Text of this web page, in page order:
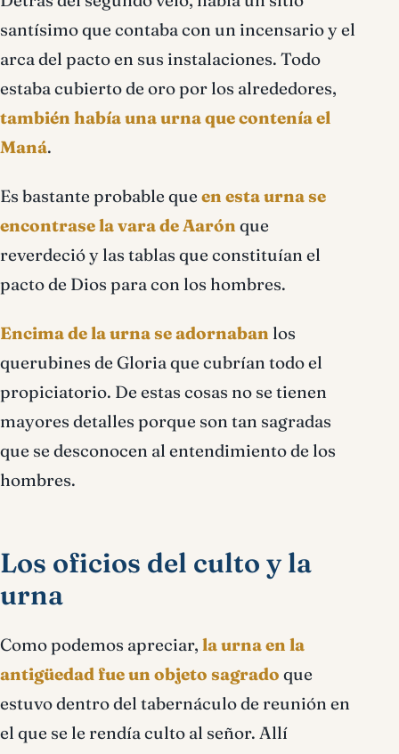
santísimo que contaba con un incensario y el
arca del pacto en sus instalaciones. Todo
estaba cubierto de oro por los alrededores,
también había una urna que contenía el
Maná.
Es bastante probable que en esta urna se
encontrase la vara de Aarón que
reverdeció y las tablas que constituían el
pacto de Dios para con los hombres.
Encima de la urna se adornaban los
querubines de Gloria que cubrían todo el
propiciatorio. De estas cosas no se tienen
mayores detalles porque son tan sagradas
que se desconocen al entendimiento de los
hombres.
Los oficios del culto y la
urna
Como podemos apreciar, la urna en la
antigüedad fue un objeto sagrado que
estuvo dentro del tabernáculo de reunión en
el que se le rendía culto al señor. Allí